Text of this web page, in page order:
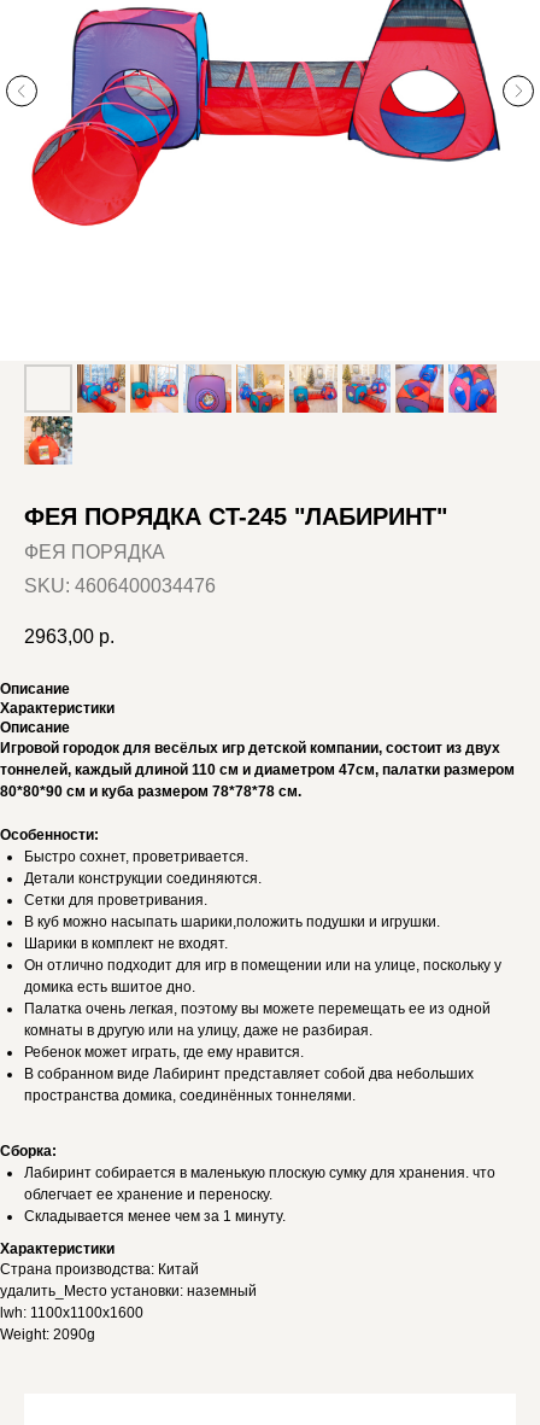
ФЕЯ ПОРЯДКА CT-245 "ЛАБИРИНТ"
ФЕЯ ПОРЯДКА
SKU: 4606400034476
2963,00 р.
Описание
Характеристики
Описание
Игровой городок для весёлых игр детской компании, состоит из двух
тоннелей, каждый длиной 110 см и диаметром 47см, палатки размером
80*80*90 см и куба размером 78*78*78 см.
Особенности:
Быстро сохнет, проветривается.
Детали конструкции соединяются.
Сетки для проветривания.
В куб можно насыпать шарики,положить подушки и игрушки.
Шарики в комплект не входят.
Он отлично подходит для игр в помещении или на улице, поскольку у
домика есть вшитое дно.
Палатка очень легкая, поэтому вы можете перемещать ее из одной
комнаты в другую или на улицу, даже не разбирая.
Ребенок может играть, где ему нравится.
В собранном виде Лабиринт представляет собой два небольших
пространства домика, соединённых тоннелями.
Сборка:
Лабиринт собирается в маленькую плоскую сумку для хранения. что
облегчает ее хранение и переноску.
Складывается менее чем за 1 минуту.
Характеристики
Страна производства: Китай
удалить_Место установки: наземный
lwh: 1100x1100x1600
Weight: 2090g